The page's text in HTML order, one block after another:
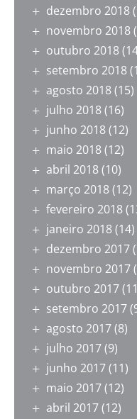
dezembro 2018
novembro 2018
outubro 2018
setembro 2018
agosto 2018(15)
julho 2018(16)
junho 2018(12)
maio 2018(12)
abril 2018(10)
março 2018(12)
fevereiro 2018
janeiro 2018(14)
dezembro 2017
novembro 2017
outubro 2017
setembro 2017
agosto 2017(8)
julho 2017(9)
junho 2017(11)
maio 2017(12)
abril 2017(12)